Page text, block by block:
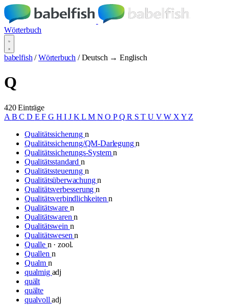
Wörterbuch
babelfish / Wörterbuch / Deutsch → Englisch
Q
420 Einträge
A BC D EF G HI J KL M NO PQR STU VW X Y Z
Qualitätssicherung n
Qualitätssicherung/QM-Darlegungn
Qualitätssicherungs-Systemn
Qualitätsstandard n
Qualitätssteuerung n
Qualitätsüberwachungn
Qualitätsverbesserungn
Qualitätsverbindlichkeitenn
Qualitätsware n
Qualitätswarenn
Qualitätswein n
Qualitätswesenn
Qualle n · zool.
Quallen n
Qualm n
qualmig adj
quält
quälte
qualvolladj